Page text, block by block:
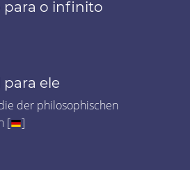
para o infinito
para ele
der philosophischen
[
]